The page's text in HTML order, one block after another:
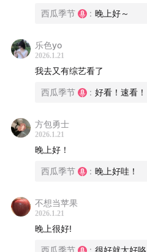
西瓜季节 : 晚上好～
乐色yo
2026.1.21
我去又有综艺看了
西瓜季节 : 好看！速看！
方包勇士
2026.1.21
晚上好！
西瓜季节 : 晚上好哇！
不想当苹果
2026.1.21
晚上很好!
西瓜季节 : 很好就太好咯